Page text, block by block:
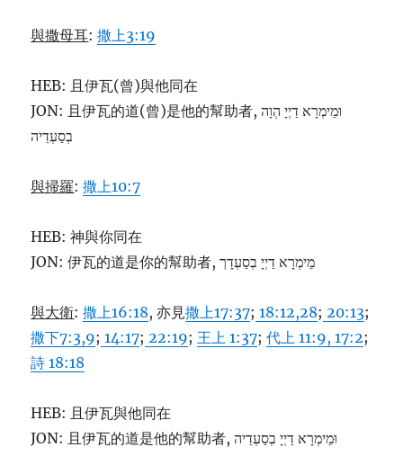
與撒母耳:撒上3:19
HEB: 且伊瓦(曾)與他同在
JON: 且伊瓦的道(曾)是他的幫助者, וּמֵימְרָא דַיְיָ הְוָה
בְסַעְדֵיה
與掃羅:撒上10:7
HEB: 神與你同在
JON: 伊瓦的道是你的幫助者, מֵימְרָא דַיְיָ בְסַעְדָך
與大衛:撒上16:18, 亦見撒上17:37; 18:12,28; 20:13;
撒下7:3,9; 14:17; 22:19;王上 1:37;代上 11:9, 17:2;
詩 18:18
HEB: 且伊瓦與他同在
JON: 且伊瓦的道是他的幫助者, וּמֵימְרָא דַיְיָ בְסַעְדֵיה